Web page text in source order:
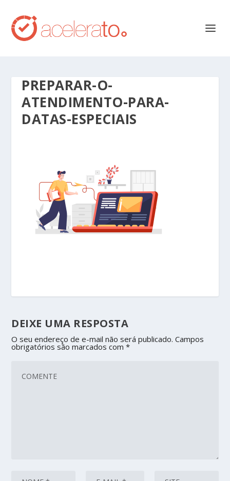
PREPARAR-O-
ATENDIMENTO-PARA-
DATAS-ESPECIAIS
DEIXE UMA RESPOSTA
O seu endereço de e-mail não será publicado. Campos
obrigatórios são marcados com*